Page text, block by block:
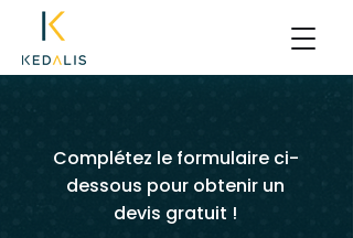
Complétez le formulaire ci-
dessous pour obtenir un
devis gratuit !